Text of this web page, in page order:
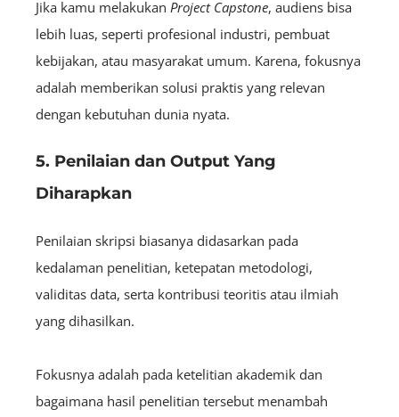
Jika kamu melakukan ProjectCapstone, audiens bisa
lebih luas, seperti profesional industri, pembuat
kebijakan, atau masyarakat umum. Karena, fokusnya
adalah memberikan solusi praktis yang relevan
dengan kebutuhan dunia nyata.
5. Penilaian dan Output Yang
Diharapkan
Penilaian skripsi biasanya didasarkan pada
kedalaman penelitian, ketepatan metodologi,
validitas data, serta kontribusi teoritis atau ilmiah
yang dihasilkan.
Fokusnya adalah pada ketelitian akademik dan
bagaimana hasil penelitian tersebut menambah